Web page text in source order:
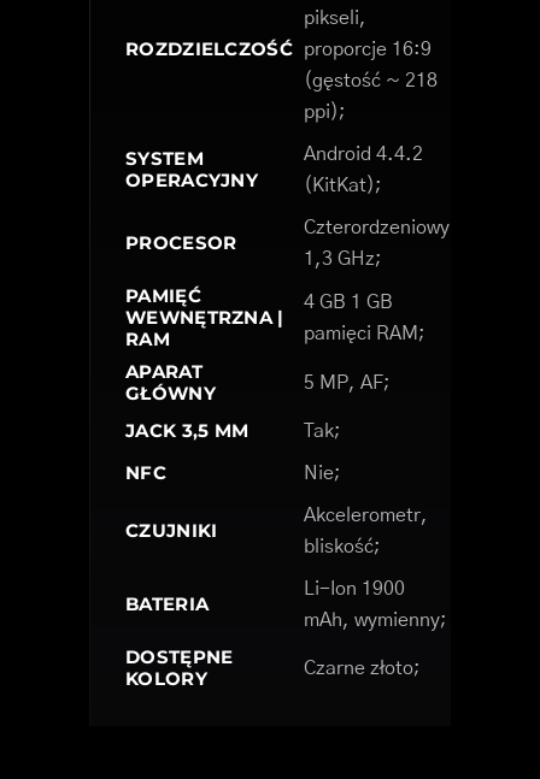
ROZDZIELCZOŚĆ
pikseli,
proporcje 16:9
(gęstość ~ 218
ppi);
SYSTEM
OPERACYJNY
Android 4.4.2
(KitKat);
PROCESOR
Czterordzeniowy
1,3 GHz;
PAMIĘĆ
WEWNĘTRZNA |
RAM
4 GB 1 GB
pamięci RAM;
APARAT
GŁÓWNY
5 MP, AF;
JACK 3,5 MM Tak;
NFC Nie;
CZUJNIKI
Akcelerometr,
bliskość;
BATERIA
Li-Ion 1900
mAh, wymienny;
DOSTĘPNE
KOLORY
Czarne złoto;